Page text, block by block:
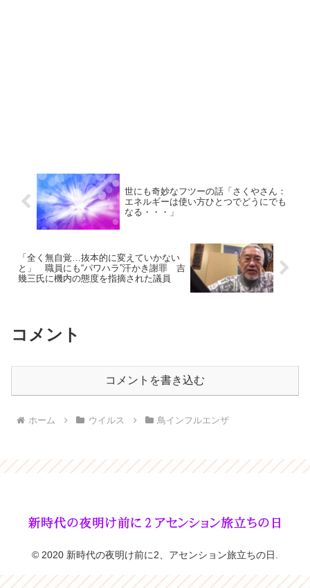
世にも奇妙なフツーの話「さくやさん：
エネルギーは使い方ひとつでどうにでも
なる・・・」
「全く無自覚…抜本的に変えていかない
と」 職員にも“パワハラ”汗かき謝罪 吉
幾三氏に機内の態度を指摘された議員
コメント
コメントを書き込む
ホーム ウイルス 鳥インフルエンザ
© 2020 新時代の夜明け前に2、アセンション旅立ちの日.